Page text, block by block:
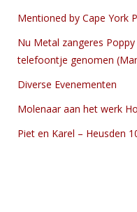
Mentioned by Cape York
Nu Metal zangeres
telefoontje genomen
Diverse Evenementen
Molenaar aan het werk
Piet en Karel – Heusden